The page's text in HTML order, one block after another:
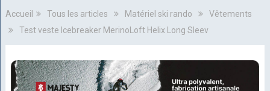
Accueil Tous les articles Matériel ski rando
Vêtements
Test veste Icebreaker MerinoLoft Helix Long Sleev